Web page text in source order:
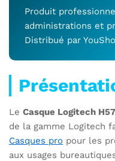
Produit
administrations et
Distribué par
Le Casque Logitech
de la gamme Logitech
Casques pro pour les
aux usages